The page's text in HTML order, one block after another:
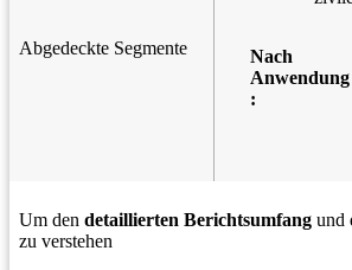
Abgedeckte Segmente
Nach
Anwendung
:
Um den detaillierten Berichtsumfang und
zu verstehen